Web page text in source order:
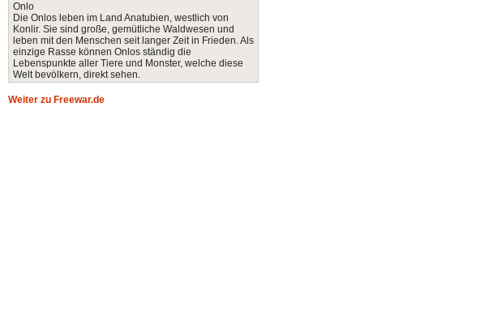
Onlo
Die Onlos leben im Land Anatubien, westlich von
Konlir. Sie sind große, gemütliche Waldwesen und
leben mit den Menschen seit langer Zeit in Frieden. Als
einzige Rasse können Onlos ständig die
Lebenspunkte aller Tiere und Monster, welche diese
Welt bevölkern, direkt sehen.
Weiter zu Freewar.de